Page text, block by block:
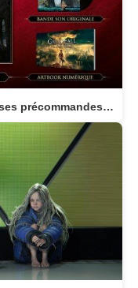
GreedFall : The Dying World ouvre ses précommandes et dévoile son édition Deluxe